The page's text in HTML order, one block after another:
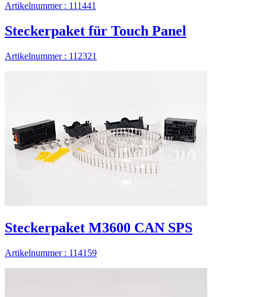
Artikelnummer : 111441
Steckerpaket für Touch Panel
Artikelnummer : 112321
Steckerpaket M3600 CAN SPS
Artikelnummer : 114159